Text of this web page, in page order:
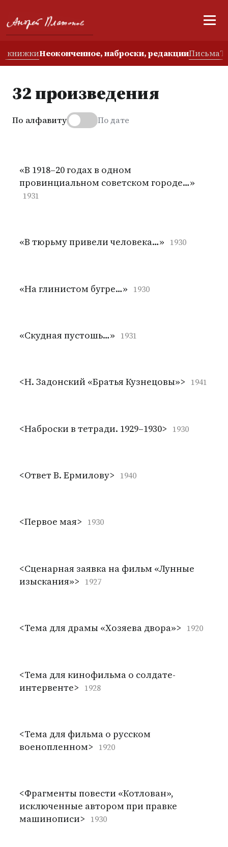
книжкиНеоконченное, наброски, редакцииПисьма
32 произведения
По алфавиту По дате
«В 1918–20 годах в одном
провинциальном советском городе…»
1931
«В тюрьму привели человека…» 1930
«На глинистом бугре…» 1930
«Скудная пустошь…» 1931
<Н. Задонский «Братья Кузнецовы»> 1941
<Наброски в тетради. 1929–1930> 1930
<Ответ В. Ермилову> 1940
<Первое мая> 1930
<Сценарная заявка на фильм «Лунные
изыскания»>
1927
<Тема для драмы «Хозяева двора»> 1920
<Тема для кинофильма о солдате-
интервенте>
1928
<Тема для фильма о русском
военопленном>
1920
<Фрагменты повести «Котлован»,
исключенные автором при правке
машинописи>
1930